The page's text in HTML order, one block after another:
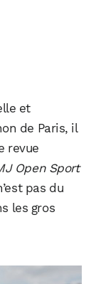
et
de Paris, il
revue
Open Sport
pas du
les gros